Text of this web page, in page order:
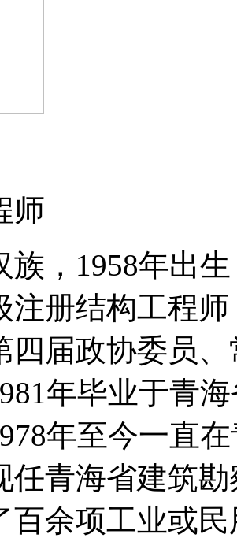
师
族，1958年出
注册结构工程
四届政协委员
年毕业于青
年至今一直
任青海省建筑
百余项工业或